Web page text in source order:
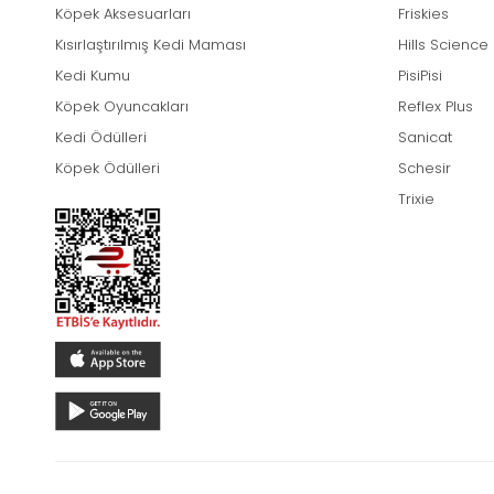
Köpek Aksesuarları
Kısırlaştırılmış Kedi Maması
Kedi Kumu
Köpek Oyuncakları
Kedi Ödülleri
Köpek Ödülleri
Friskies
Hills Science
PisiPisi
Reflex Plus
Sanicat
Schesir
Trixie